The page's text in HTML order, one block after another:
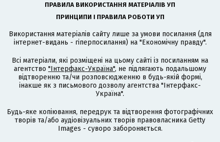
ПРАВИЛА ВИКОРИСТАННЯ МАТЕРІАЛІВ УП
ПРИНЦИПИ І ПРАВИЛА РОБОТИ УП
Використання матеріалів сайту лише за умови посилання (для
інтернет-видань - гіперпосилання) на "Економічну правду".
Всі матеріали, які розміщені на цьому сайті із посиланням на
агентство "Інтерфакс-Україна", не підлягають подальшому
відтворенню та/чи розповсюдженню в будь-якій формі,
інакше як з письмового дозволу агентства "Інтерфакс-
Україна".
Будь-яке копіювання, передрук та відтворення фотографічних
творів та/або аудіовізуальних творів правовласника Getty
Images - суворо забороняється.